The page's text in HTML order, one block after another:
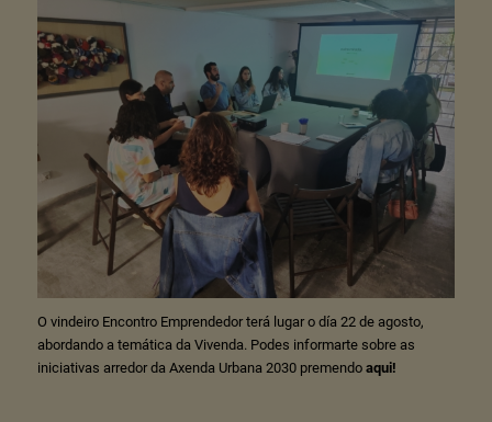
O vindeiro Encontro Emprendedor terá lugar o día 22 de agosto,
abordando a temática da Vivenda. Podes informarte sobre as
iniciativas arredor da Axenda Urbana 2030 premendo aqui!